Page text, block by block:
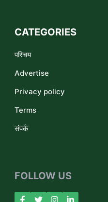
CATEGORIES
परिचय
Advertise
Privacy policy
Terms
संपर्क
FOLLOW US